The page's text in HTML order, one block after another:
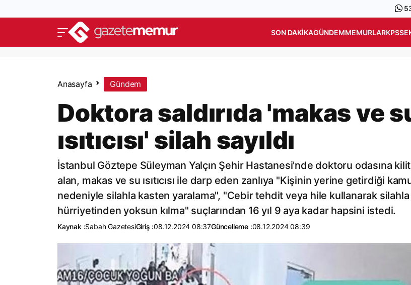
SON DAKIKAGÜNDEMMEMURLARKPSS
Anasayfa Gündem
Doktora saldırıda 'makas ve
ısıtıcısı' silah sayıldı
İstanbul Göztepe Süleyman Yalçın Şehir Hastanesi'nde doktoru odasına
alan, makas ve su ısıtıcısı ile darp eden zanlıya "Kişinin yerine getirdiği
nedeniyle silahla kasten yaralama", "Cebir tehdit veya hile kullanarak
hürriyetinden yoksun kılma" suçlarından 16 yıl 9 aya kadar hapsini istedi.
Kaynak :Sabah GazetesiGiriş :08.12.2024 08:37Güncelleme :08.12.2024 08:39